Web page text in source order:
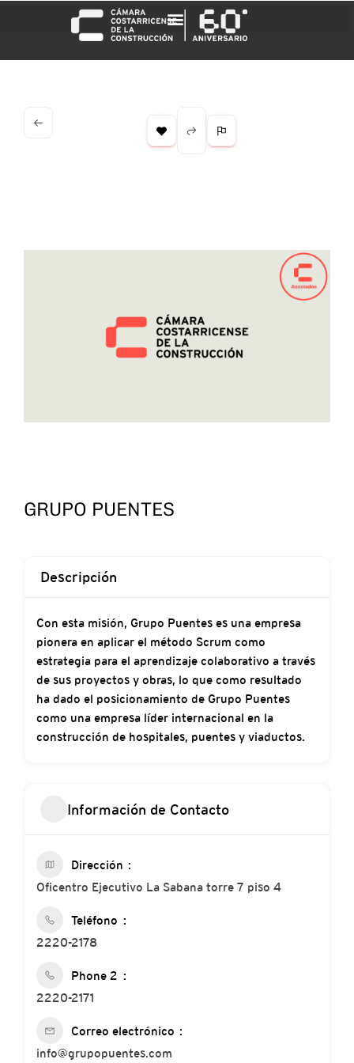
GRUPO PUENTES
Descripción
Con esta misión, Grupo Puentes es una empresa
pionera en aplicar el método Scrum como
estrategia para el aprendizaje colaborativo a través
de sus proyectos y obras, lo que como resultado
ha dado el posicionamiento de Grupo Puentes
como una empresa líder internacional en la
construcción de hospitales, puentes y viaductos.
Información de Contacto
Dirección
Oficentro Ejecutivo La Sabana torre 7 piso 4
Teléfono
2220-2178
Phone 2
2220-2171
Correo electrónico
info@grupopuentes.com